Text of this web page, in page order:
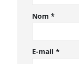
Nom*
E-mail *